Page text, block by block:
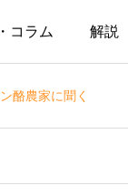
コラム 解説
酪農家に聞く